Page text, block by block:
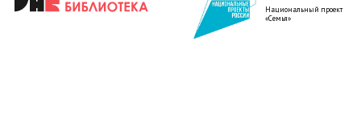
Национальный проект
«Семья»